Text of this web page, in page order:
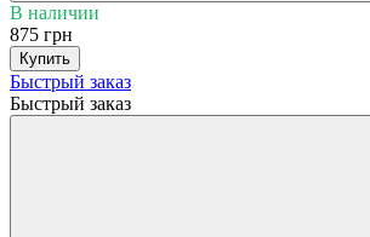
В наличии
875 грн
Купить
Быстрый заказ
Быстрый заказ